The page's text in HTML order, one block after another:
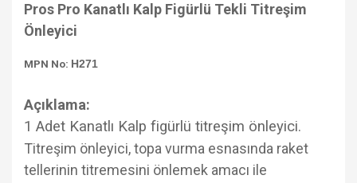
Pros Pro Kanatlı Kalp Figürlü Tekli Titreşim
Önleyici
MPN No: H271
Açıklama:
1 Adet Kanatlı Kalp figürlü titreşim önleyici.
Titreşim önleyici, topa vurma esnasında raket
tellerinin titremesini önlemek amacı ile